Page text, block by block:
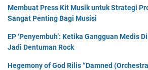
Membuat Press Kit Musik untuk Strategi
Sangat Penting Bagi Musisi
EP ‘Penyembuh’: Ketika Gangguan Medis
Jadi Dentuman Rock
Hegemony of God Rilis “Damned